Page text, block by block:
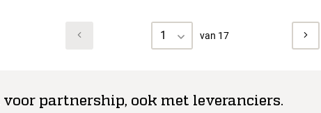
1 van 17
partnership, ook met leveranciers.